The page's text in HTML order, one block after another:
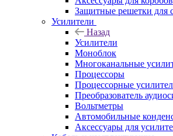
Защитные решетки для
Усилители
Назад
Усилители
Моноблок
Многоканальные
Процессоры
Процессорные
Преобразователь
Вольтметры
Автомобильные
Аксессуары для